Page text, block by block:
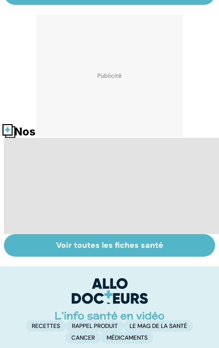
Nos fiches santé
Comment tenir
ses bonnes
BPCO, la
bronchite du
Voir toutes les fiches santé
RECETTES RAPPEL PRODUIT
LE MAG DE LA SANTÉ
CANCER
MÉDICAMENTS